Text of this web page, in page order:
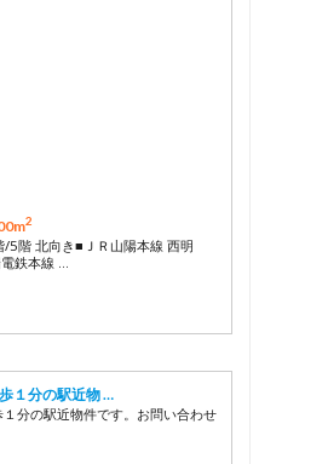
2
5階 北向き■ＪＲ山陽本線 西明
鉄本線 …
１分の駅近物 …
１分の駅近物件です。お問い合わせ